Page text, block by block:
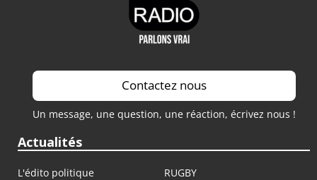
Contactez nous
Un message, une question, une réaction, écrivez nous !
Actualités
L'édito politique
RUGBY